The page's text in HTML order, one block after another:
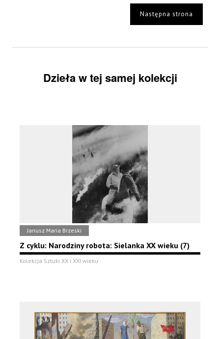
Następna strona
Dzieła w tej samej kolekcji
Janusz Maria Brzeski
Z cyklu: Narodziny robota: Sielanka XX wieku (7)
Kolekcja Sztuki XX i XXI wieku